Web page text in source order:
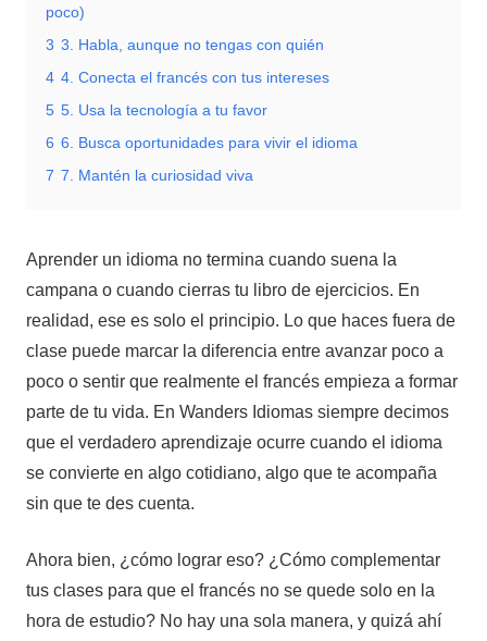
poco)
3 3. Habla, aunque no tengas con quién
4 4. Conecta el francés con tus intereses
5 5. Usa la tecnología a tu favor
6 6. Busca oportunidades para vivir el idioma
7 7. Mantén la curiosidad viva
Aprender un idioma no termina cuando suena la
campana o cuando cierras tu libro de ejercicios. En
realidad, ese es solo el principio. Lo que haces fuera de
clase puede marcar la diferencia entre avanzar poco a
poco o sentir que realmente el francés empieza a formar
parte de tu vida. En Wanders Idiomas siempre decimos
que el verdadero aprendizaje ocurre cuando el idioma
se convierte en algo cotidiano, algo que te acompaña
sin que te des cuenta.
Ahora bien, ¿cómo lograr eso? ¿Cómo complementar
tus clases para que el francés no se quede solo en la
hora de estudio? No hay una sola manera, y quizá ahí